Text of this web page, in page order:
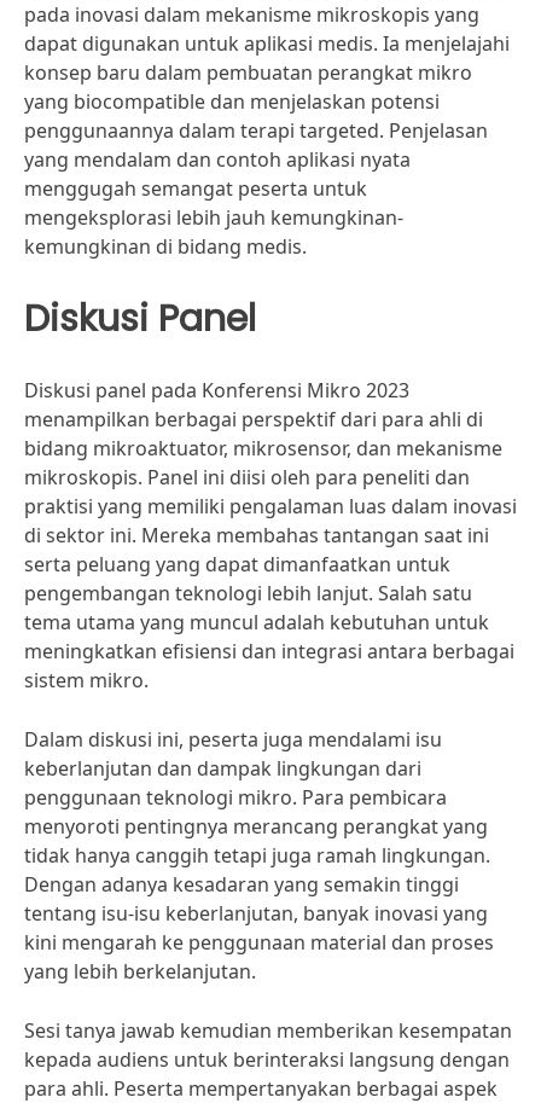
pada inovasi dalam mekanisme mikroskopis yang
dapat digunakan untuk aplikasi medis. Ia menjelajahi
konsep baru dalam pembuatan perangkat mikro
yang biocompatible dan menjelaskan potensi
penggunaannya dalam terapi targeted. Penjelasan
yang mendalam dan contoh aplikasi nyata
menggugah semangat peserta untuk
mengeksplorasi lebih jauh kemungkinan-
kemungkinan di bidang medis.
Diskusi Panel
Diskusi panel pada Konferensi Mikro 2023
menampilkan berbagai perspektif dari para ahli di
bidang mikroaktuator, mikrosensor, dan mekanisme
mikroskopis. Panel ini diisi oleh para peneliti dan
praktisi yang memiliki pengalaman luas dalam inovasi
di sektor ini. Mereka membahas tantangan saat ini
serta peluang yang dapat dimanfaatkan untuk
pengembangan teknologi lebih lanjut. Salah satu
tema utama yang muncul adalah kebutuhan untuk
meningkatkan efisiensi dan integrasi antara berbagai
sistem mikro.
Dalam diskusi ini, peserta juga mendalami isu
keberlanjutan dan dampak lingkungan dari
penggunaan teknologi mikro. Para pembicara
menyoroti pentingnya merancang perangkat yang
tidak hanya canggih tetapi juga ramah lingkungan.
Dengan adanya kesadaran yang semakin tinggi
tentang isu-isu keberlanjutan, banyak inovasi yang
kini mengarah ke penggunaan material dan proses
yang lebih berkelanjutan.
Sesi tanya jawab kemudian memberikan kesempatan
kepada audiens untuk berinteraksi langsung dengan
para ahli. Peserta mempertanyakan berbagai aspek